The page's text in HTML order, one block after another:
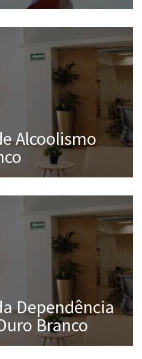
Alcoolismo
Dependência
Branco